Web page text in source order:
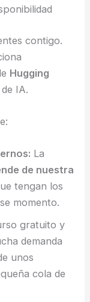
contigo.
Hugging
IA.
La
de nuestra
tengan los
momento.
gratuito y
demanda
unos
cola de